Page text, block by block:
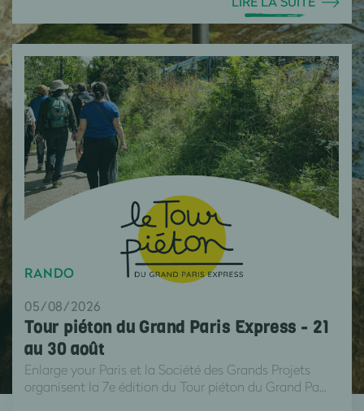
RANDO
05/08/2026
Tour piéton du Grand Paris Express - 21
au 30 août
Enlarge your Paris et la Société des Grands Projets
organisent la 7e édition du Tour piéton du Grand Pa...